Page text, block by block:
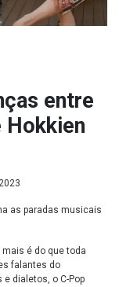
entre
Hokkien
as paradas musicais
mais é do que toda
falantes do
dialetos, o C-Pop